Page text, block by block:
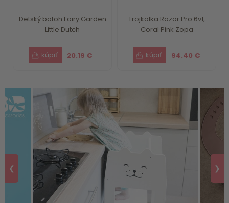
Detský batoh Fairy Garden
Little Dutch
20.19 €
Trojkolka Razor Pro 6v1,
Coral Pink Zopa
94.40 €
❮ ❯